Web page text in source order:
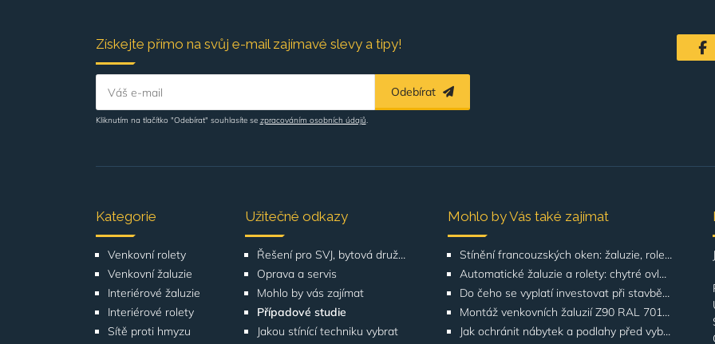
Získejte přímo na svůj e-mail zajímavé slevy a tipy!
Váš e-mail Odebírat
Kliknutím na tlačítko "Odebírat" souhlasíte se zpracováním osobních údajů.
Kategorie
Venkovní rolety
Venkovní žaluzie
Interiérové žaluzie
Interiérové rolety
Sítě proti hmyzu
Užitečné odkazy
Řešení pro SVJ, bytová družstva, správu budov
Oprava a servis
Mohlo by vás zajímat
Případové studie
Jakou stínící techniku vybrat
Mohlo by Vás také zajímat
Stínění francouzských oken: žaluzie, rolety, screeny | GATO
Automatické žaluzie a rolety: chytré ovládání | GATO
Do čeho se vyplatí investovat při stavbě domu? Odborníci upozorňují na stínění oken
Montáž venkovních žaluzií Z90 RAL 7016 na rodinných domech | Případová studie
Jak ochránit nábytek a podlahy před vyblednutím od slunce